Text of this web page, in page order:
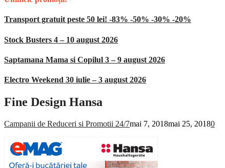
Transport gratuit peste 50 lei! -83% -50% -30% -20%
Stock Busters 4 – 10 august 2026
Saptamana Mama si Copilul 3 – 9 august 2026
Electro Weekend 30 iulie – 3 august 2026
Fine Design Hansa
Campanii de Reduceri si Promotii 24/7mai 7, 2018mai 25, 20180